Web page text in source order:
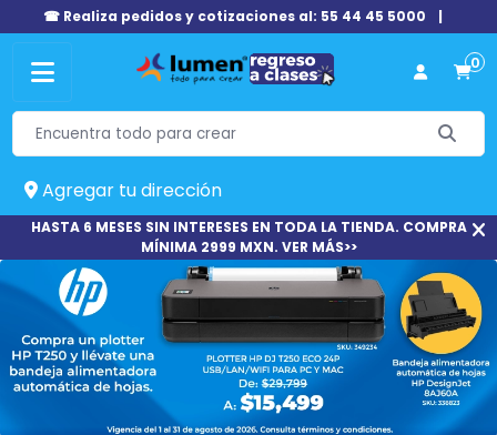
☎ Realiza pedidos y cotizaciones al: 55 44 45 5000 |
0
Agregar tu dirección
HASTA 6 MESES SIN INTERESES EN TODA LA TIENDA. COMPRA
MÍNIMA 2999 MXN. VER MÁS>>